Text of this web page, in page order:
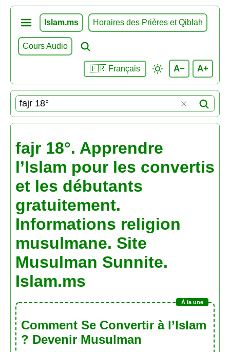
Islam.ms Horaires des Prières et Qiblah
Cours Audio
🇫🇷 Français A− A+
fajr 18°. Apprendre
l’Islam pour les convertis
et les débutants
gratuitement.
Informations religion
musulmane. Site
Musulman Sunnite.
Islam.ms
Comment Se Convertir à l’Islam
? Devenir Musulman